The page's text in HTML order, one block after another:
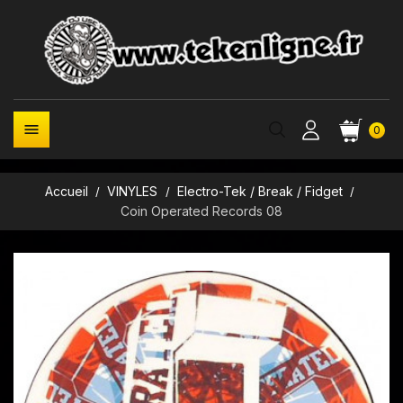
0

Accueil VINYLES
Electro-Tek / Break / Fidget
Coin Operated Records 08